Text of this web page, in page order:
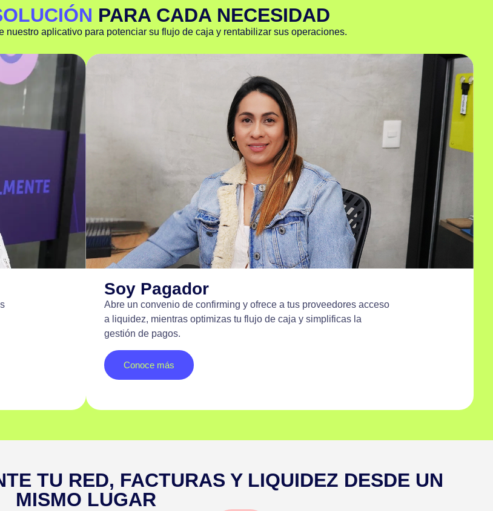
PARA CADA NECESIDAD
nuestro aplicativo para potenciar su flujo de caja y rentabilizar sus operaciones.
Soy Pagador
Abre un convenio de confirming y ofrece a tus proveedores acceso
a liquidez, mientras optimizas tu flujo de caja y simplificas la
gestión de pagos.
Conoce más
TU RED, FACTURAS Y LIQUIDEZ DESDE UN
MISMO LUGAR